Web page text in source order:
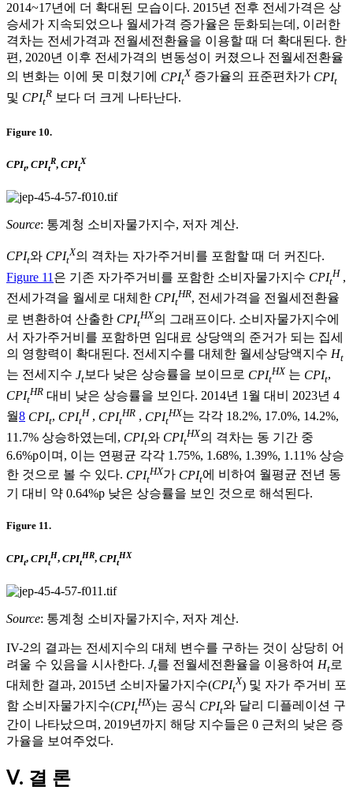
2014~17년에 더 확대된 모습이다. 2015년 전후 전세가격은 상
승세가 지속되었으나 월세가격 증가율은 둔화되는데, 이러한
격차는 전세가격과 전월세전환율을 이용할 때 더 확대된다. 한
편, 2020년 이후 전세가격의 변동성이 커졌으나 전월세전환율
의 변화는 이에 못 미쳤기에 CPIt
X 증가율의 표준편차가 CPIt
및 CPIt
R 보다 더 크게 나타난다.
Figure 10.
CPIt, CPIt
R, CPIt
X
Source: 통계청 소비자물가지수, 저자 계산.
CPIt와 CPIt
X의 격차는 자가주거비를 포함할 때 더 커진다.
Figure 11 은 기존 자가주거비를 포함한 소비자물가지수 CPIt
H ,
전세가격을 월세로 대체한 CPIt
HR, 전세가격을 전월세전환율
로 변환하여 산출한 CPIt
HX의 그래프이다. 소비자물가지수에
서 자가주거비를 포함하면 임대료 상당액의 준거가 되는 집세
의 영향력이 확대된다. 전세지수를 대체한 월세상당액지수 Ht
는 전세지수 Jt보다 낮은 상승률을 보이므로 CPIt
HX 는 CPIt,
CPIt
HR 대비 낮은 상승률을 보인다. 2014년 1월 대비 2023년 4
월8 CPIt, CPIt
H , CPIt
HR , CPIt
HX는 각각 18.2%, 17.0%, 14.2%,
11.7% 상승하였는데, CPIt와 CPIt
HX의 격차는 동 기간 중
6.6%p이며, 이는 연평균 각각 1.75%, 1.68%, 1.39%, 1.11% 상승
한 것으로 볼 수 있다. CPIt
HX가 CPIt에 비하여 월평균 전년 동
기 대비 약 0.64%p 낮은 상승률을 보인 것으로 해석된다.
Figure 11.
CPIt, CPIt
H, CPIt
HR, CPIt
HX
Source: 통계청 소비자물가지수, 저자 계산.
IV-2의 결과는 전세지수의 대체 변수를 구하는 것이 상당히 어
려울 수 있음을 시사한다. Jt를 전월세전환율을 이용하여 Ht로
대체한 결과, 2015년 소비자물가지수(CPIt
X) 및 자가 주거비 포
함 소비자물가지수(CPIt
HX)는 공식 CPIt와 달리 디플레이션 구
간이 나타났으며, 2019년까지 해당 지수들은 0 근처의 낮은 증
가율을 보여주었다.
Ⅴ. 결 론